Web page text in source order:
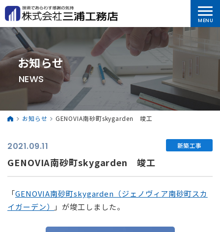
お知らせ
NEWS
お知らせ GENOVIA南砂町skygarden 竣工
2021.09.11 新築工事
GENOVIA南砂町skygarden 竣工
「GENOVIA南砂町skygarden（ジェノヴィア南砂町スカ
イガーデン）
」が竣工しました。